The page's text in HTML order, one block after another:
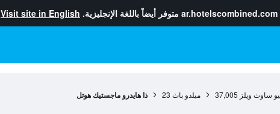
ar.hotelscombined.com متوفر أيضاً باللغة الإنجليزية. Visit site in English
ساوث ويلز 37,005 ميلدو باث 23 ذا هايدرو ماجستيك هوتل